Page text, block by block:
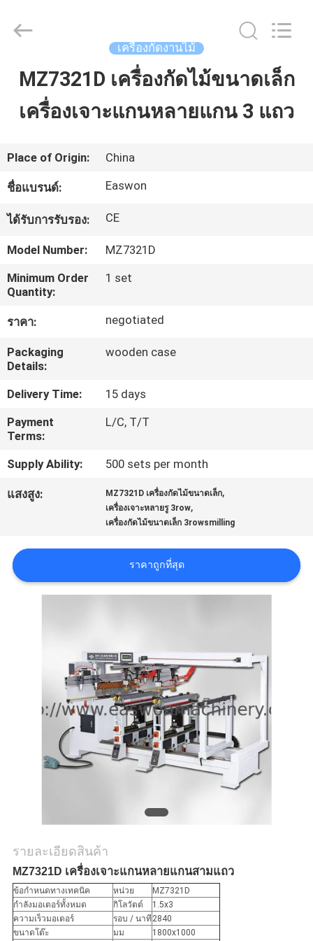
บ้าน
เกี่ยว
กับ
เรา
ทัวร์
ควบคุม
คุณภาพ
ติดต่อ
เรา
ข่าว
ราคา
แผนผัง
PRIVACY
POLICY
Ruixiang
Import
เครื่องกัดงานไม้
MZ7321D เครื่องกัดไม้ขนาดเล็ก
เครื่องเจาะแกนหลายแกน 3 แถว
Place of Origin: China
ชื่อแบรนด์: Easwon
ได้รับการรับรอง: CE
Model Number:
MZ7321D
Minimum Order
Quantity:
1 set
ราคา: negotiated
Packaging
Details:
wooden case
Delivery Time:
15 days
Payment
Terms:
L/C, T/T
Supply Ability: 500 sets per month
แสงสูง: MZ7321D เครื่องกัดไม้ขนาดเล็ก,
เครื่องเจาะหลายรู 3row,
เครื่องกัดไม้ขนาดเล็ก 3rowsmilling
ราคาถูกที่สุด
รายละเอียดสินค้า
MZ7321D เครื่องเจาะแกนหลายแกนสามแถว
ข้อกำหนดทางเทคนิค หน่วย
MZ7321D
กำลังมอเตอร์ทั้งหมด
กิโลวัตต์
1.5x3
ความเร็วมอเตอร์
รอบ / นาที 2840
ขนาดโต๊ะ
มม
1800x1000